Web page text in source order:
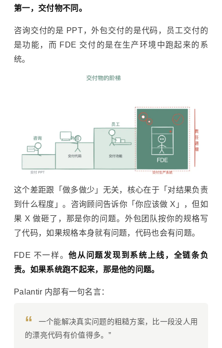
第一，交付物不同。
咨询交付的是 PPT，外包交付的是代码，员工交付的
是功能，而 FDE 交付的是在生产环境中跑起来的系
统。
这个差距跟「做多做少」无关，核心在于「对结果负责
到什么程度」。咨询顾问告诉你「你应该做 X」，但如
果 X 做砸了，那是你的问题。外包团队按你的规格写
了代码，如果规格本身就有问题，代码也会有问题。
FDE 不一样。他从问题发现到系统上线，全链条负
责。如果系统跑不起来，那是他的问题。
Palantir 内部有一句名言：
“
一个能解决真实问题的粗糙方案，比一段没人用
的漂亮代码有价值得多。”